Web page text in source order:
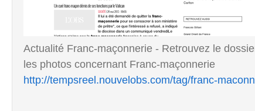
Actualité Franc-maçonnerie - Retrouvez le
les photos concernant Franc-maçonnerie
http://tempsreel.nouvelobs.com/tag/franc-